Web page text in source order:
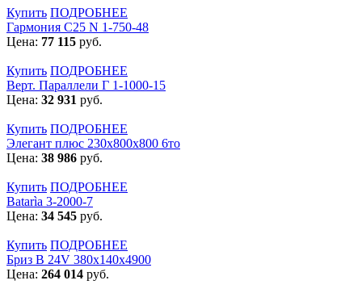
Купить ПОДРОБНЕЕ
Гармония С25 N 1-750-48
Цена: 77 115 руб.
Купить ПОДРОБНЕЕ
Верт. Параллели Г 1-1000-15
Цена: 32 931 руб.
Купить ПОДРОБНЕЕ
Элегант плюс 230x800x800 6то
Цена: 38 986 руб.
Купить ПОДРОБНЕЕ
Batarìa 3-2000-7
Цена: 34 545 руб.
Купить ПОДРОБНЕЕ
Бриз В 24V 380x140x4900
Цена: 264 014 руб.